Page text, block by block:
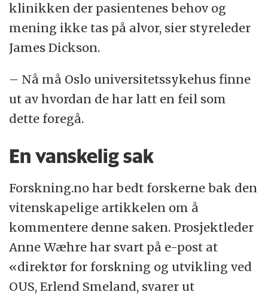
klinikken der pasientenes behov og
mening ikke tas på alvor, sier styreleder
James Dickson.
– Nå må Oslo universitetssykehus finne
ut av hvordan de har latt en feil som
dette foregå.
En vanskelig sak
Forskning.no har bedt forskerne bak den
vitenskapelige artikkelen om å
kommentere denne saken. Prosjektleder
Anne Wæhre har svart på e-post at
«direktør for forskning og utvikling ved
OUS, Erlend Smeland, svarer ut